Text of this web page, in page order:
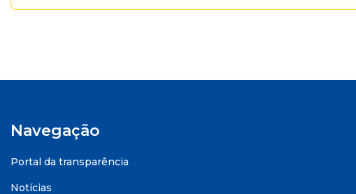
Navegação
Portal da transparência
Notícias